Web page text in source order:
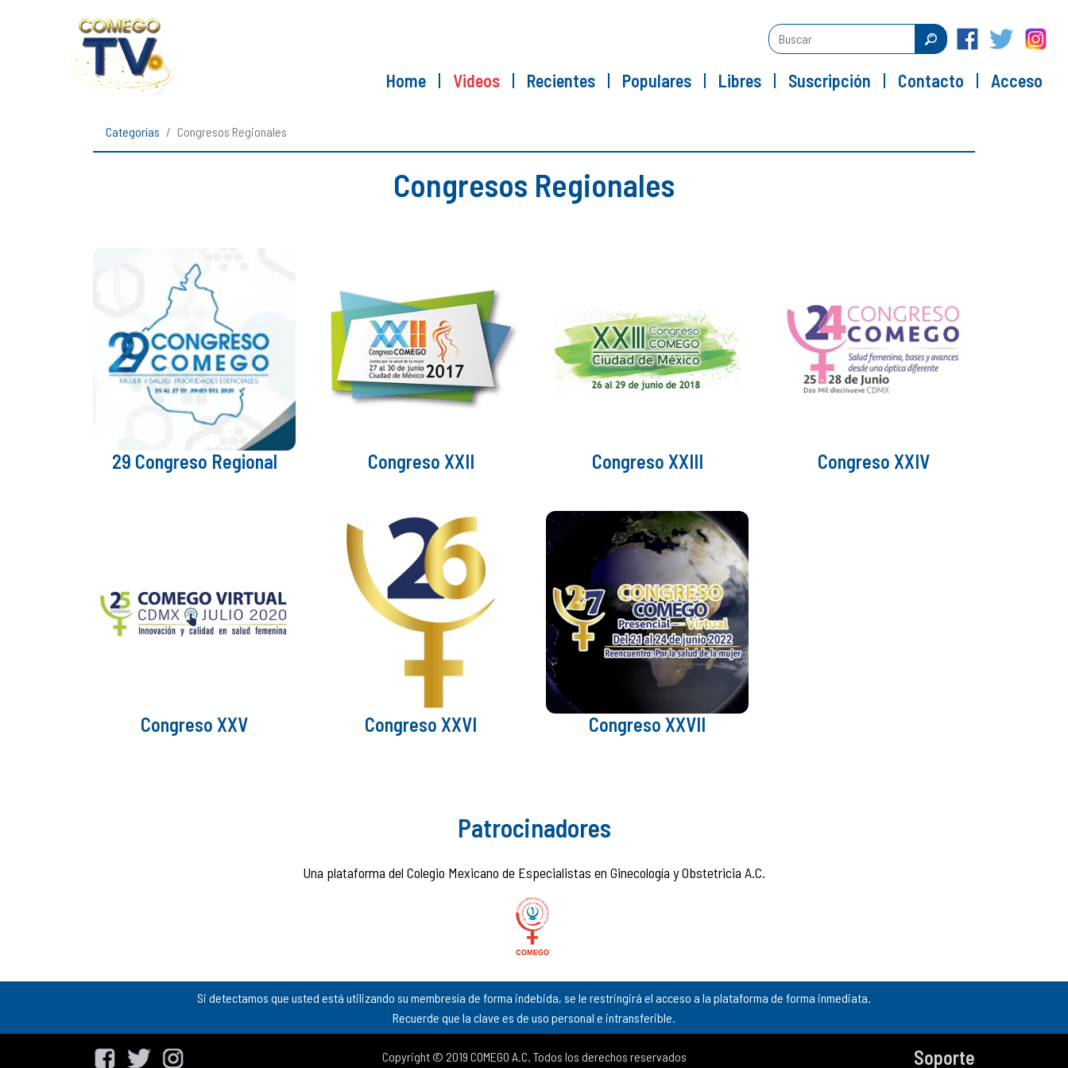
Home Videos Recientes Populares Libres Suscripción Contacto Acceso
Categorías Congresos Regionales
Congresos Regionales
29 Congreso Regional Congreso XXII Congreso XXIII Congreso XXIV
Congreso XXV Congreso XXVI Congreso XXVII
Patrocinadores
Una plataforma del Colegio Mexicano de Especialistas en Ginecología y Obstetricia A.C.
Si detectamos que usted está utilizando su membresía de forma indebida, se le restringirá el acceso a la plataforma de forma inmediata.
Recuerde que la clave es de uso personal e intransferible.
Copyright © 2019 COMEGO A.C. Todos los derechos reservados Soporte